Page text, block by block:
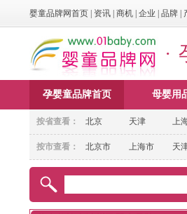
婴童品牌网首页 资讯 商机 企业 品牌
·
孕婴童品牌首页 母婴用
北京 天津 上
按省查看：
北京市 上海市 天
按市查看：